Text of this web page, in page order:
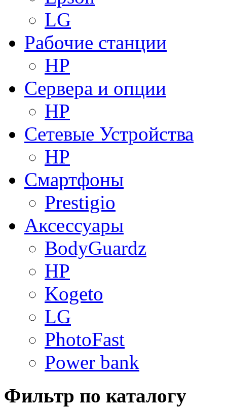
LG
Рабочие станции
HP
Сервера и опции
HP
Сетевые Устройства
HP
Смартфоны
Prestigio
Аксессуары
BodyGuardz
HP
Kogeto
LG
PhotoFast
Power bank
Фильтр по каталогу